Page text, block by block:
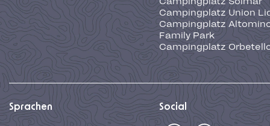
Campingplatz Union
Campingplatz
Family Park
Campingplatz
Sprachen Social